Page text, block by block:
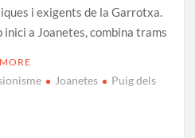
i exigents de la Garrotxa.
a Joanetes, combina trams
Joanetes
Puig dels